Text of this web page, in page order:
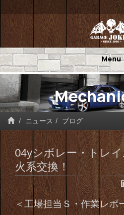
Menu
ニュース ブログ
04yシボレー・トレ
火系交換！
＜工場担当Ｓ・作業レポ